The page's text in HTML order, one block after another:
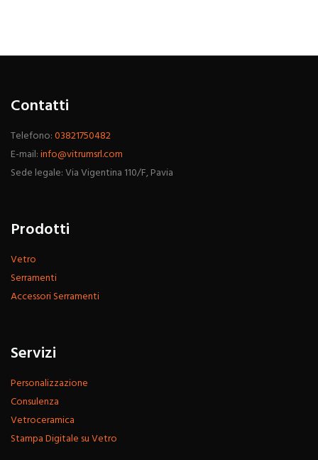
Contatti
Telefono:03821750482
E-mail:info@vitrumsrl.com
Sede legale: Via Vigentina 110/F, Pavia
Prodotti
Vetro
Serramenti
Accessori Serramenti
Servizi
Personalizzazione
Consulenza
Vetroceramica
Stampa Digitale su Vetro